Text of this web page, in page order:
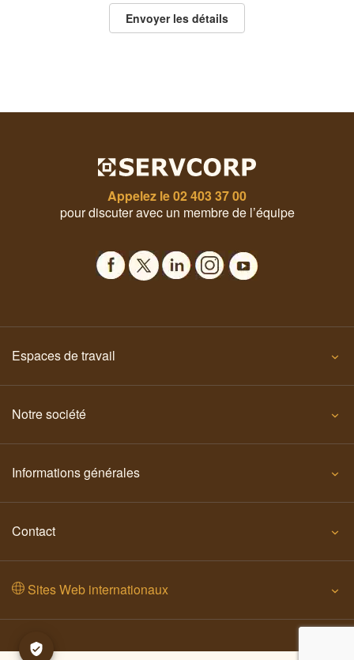
Envoyer les détails
Appelez le02 403 37 00
pour discuter avec un membre de l’équipe
Espaces de travail
Notre société
Informations générales
Contact
Sites Web internationaux